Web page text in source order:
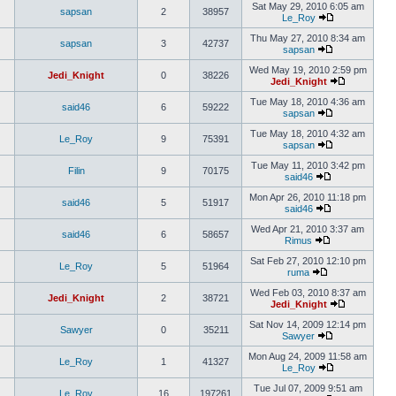
sapsan 2 38957
Sat May 29, 2010 6:05 am
Le_Roy
sapsan 3 42737
Thu May 27, 2010 8:34 am
sapsan
Jedi_Knight 0 38226
Wed May 19, 2010 2:59 pm
Jedi_Knight
said46 6 59222
Tue May 18, 2010 4:36 am
sapsan
Le_Roy 9 75391
Tue May 18, 2010 4:32 am
sapsan
Filin 9 70175
Tue May 11, 2010 3:42 pm
said46
said46 5 51917
Mon Apr 26, 2010 11:18 pm
said46
said46 6 58657
Wed Apr 21, 2010 3:37 am
Rimus
Le_Roy 5 51964
Sat Feb 27, 2010 12:10 pm
ruma
Jedi_Knight 2 38721
Wed Feb 03, 2010 8:37 am
Jedi_Knight
Sawyer 0 35211
Sat Nov 14, 2009 12:14 pm
Sawyer
Le_Roy 1 41327
Mon Aug 24, 2009 11:58 am
Le_Roy
Le_Roy 16 197261
Tue Jul 07, 2009 9:51 am